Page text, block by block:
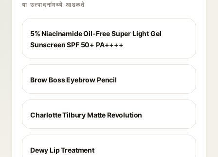
या उत्पादनांमध्ये आढळते
5% Niacinamide Oil-Free Super Light Gel
Sunscreen SPF 50+ PA++++
Brow Boss Eyebrow Pencil
Charlotte Tilbury Matte Revolution
Dewy Lip Treatment